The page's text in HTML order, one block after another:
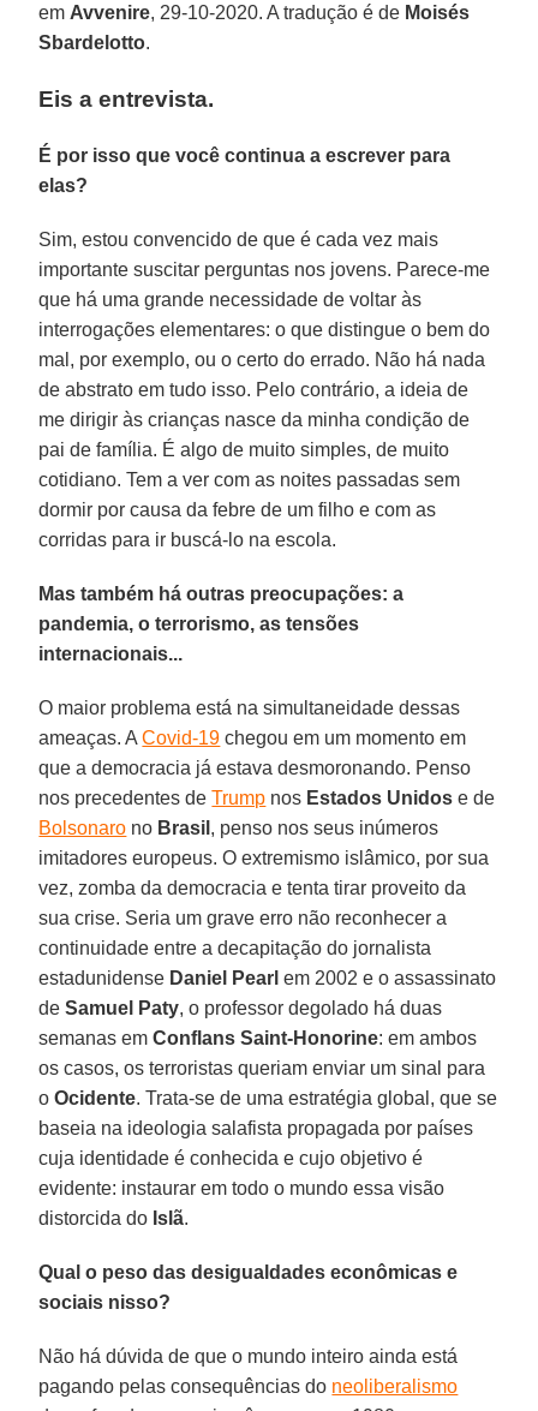
em Avvenire, 29-10-2020. A tradução é de Moisés
Sbardelotto.
Eis a entrevista.
É por isso que você continua a escrever para
elas?
Sim, estou convencido de que é cada vez mais
importante suscitar perguntas nos jovens. Parece-me
que há uma grande necessidade de voltar às
interrogações elementares: o que distingue o bem do
mal, por exemplo, ou o certo do errado. Não há nada
de abstrato em tudo isso. Pelo contrário, a ideia de
me dirigir às crianças nasce da minha condição de
pai de família. É algo de muito simples, de muito
cotidiano. Tem a ver com as noites passadas sem
dormir por causa da febre de um filho e com as
corridas para ir buscá-lo na escola.
Mas também há outras preocupações: a
pandemia, o terrorismo, as tensões
internacionais...
O maior problema está na simultaneidade dessas
ameaças. ACovid-19 chegou em um momento em
que a democracia já estava desmoronando. Penso
nos precedentes deTrump nos Estados Unidos e de
Bolsonaro no Brasil , penso nos seus inúmeros
imitadores europeus. O extremismo islâmico, por sua
vez, zomba da democracia e tenta tirar proveito da
sua crise. Seria um grave erro não reconhecer a
continuidade entre a decapitação do jornalista
estadunidense Daniel Pearl em 2002 e o assassinato
deSamuel Paty, o professor degolado há duas
semanas emConflans Saint-Honorine: em ambos
os casos, os terroristas queriam enviar um sinal para
oOcidente. Trata-se de uma estratégia global, que se
baseia na ideologia salafista propagada por países
cuja identidade é conhecida e cujo objetivo é
evidente: instaurar em todo o mundo essa visão
distorcida do Islã.
Qual o peso das desigualdades econômicas e
sociais nisso?
Não há dúvida de que o mundo inteiro ainda está
pagando pelas consequências do neoliberalismo